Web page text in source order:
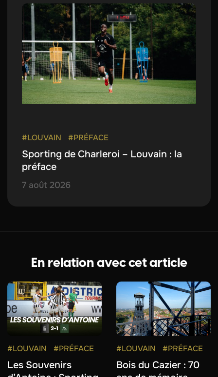
#LOUVAIN #PRÉFACE
Sporting de Charleroi – Louvain : la
préface
7 août 2026
En relation avec cet article
#LOUVAIN #PRÉFACE
Les Souvenirs
#LOUVAIN #PRÉFACE
Bois du Cazier : 70